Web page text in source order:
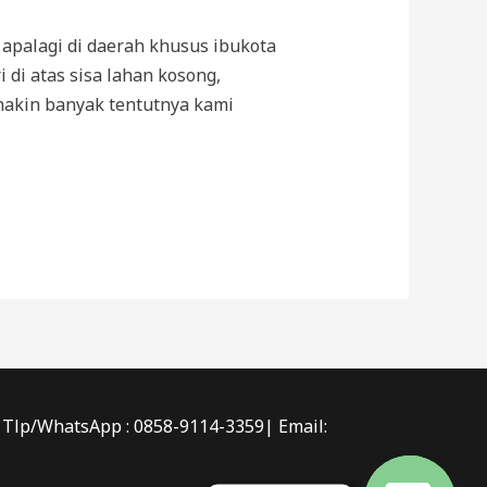
di daerah khusus ibukota
atas sisa lahan kosong,
banyak tentutnya kami
Tlp/WhatsApp : 0858-9114-3359| Email: